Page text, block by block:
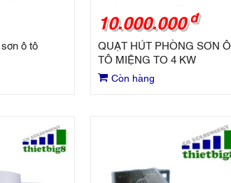
ô tô
10.000.000 đ
QUẠT HÚT PHÒNG SƠN Ô
TÔ MIỆNG TO 4 KW
Còn hàng